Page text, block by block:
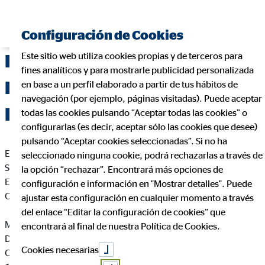
Delegación de OVB Allfinanz
España S.A. en Jerez de la
Frontera (Cádiz)
En cumplimiento de la Ley 34/2002 de Servicios de la
Sociedad de la Información y de Comercio Electrónico de
España, le informamos que esta página web es propiedad de
OVB Allfinanz España S.A., siendo sus datos identificativos
Manuel Jesús Santos Ramírez
Director Regional para OVB
C. Doña Felipa, 7 1º B
Configuración de Cookies
Este sitio web utiliza cookies propias y de terceros para
fines analíticos y para mostrarle publicidad personalizada
en base a un perfil elaborado a partir de tus hábitos de
navegación (por ejemplo, páginas visitadas). Puede aceptar
todas las cookies pulsando “Aceptar todas las cookies” o
configurarlas (es decir, aceptar sólo las cookies que desee)
pulsando “Aceptar cookies seleccionadas”. Si no ha
seleccionado ninguna cookie, podrá rechazarlas a través de
la opción “rechazar”. Encontrará más opciones de
configuración e información en "Mostrar detalles". Puede
ajustar esta configuración en cualquier momento a través
del enlace “Editar la configuración de cookies” que
encontrará al final de nuestra Política de Cookies.
Cookies necesarias